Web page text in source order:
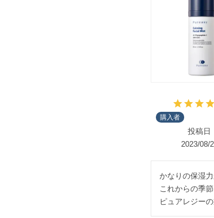
購入者
投稿日
2023/08/
かなりの保湿力
これからの季
ピュアレジー